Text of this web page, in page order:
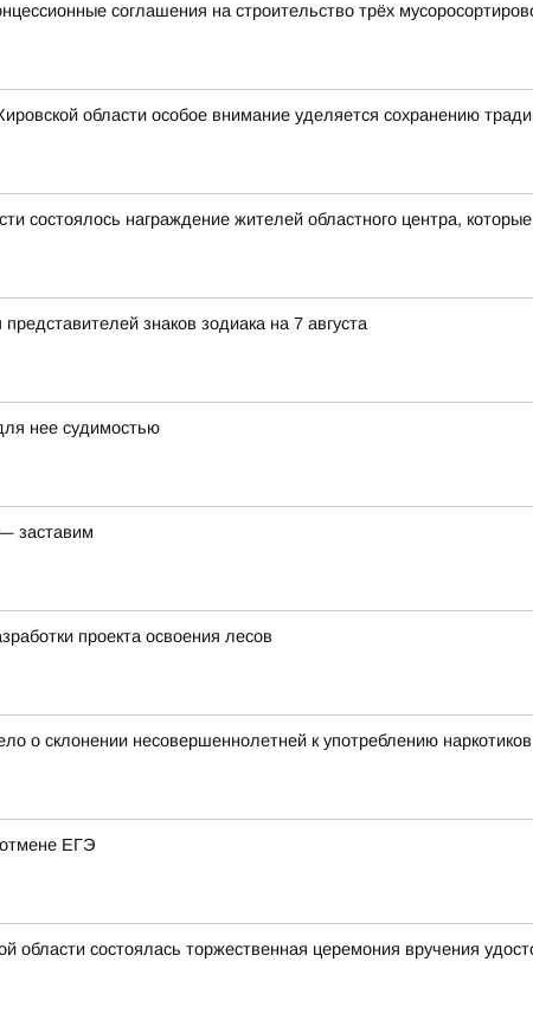
соглашения на строительство трёх
области особое внимание уделяется сохранению
состоялось награждение жителей областного центра,
знаков зодиака на 7 августа
нее судимостью
заставим
проекта освоения лесов
о склонении несовершеннолетней к употреблению наркотиков
отмене ЕГЭ
области состоялась торжественная церемония вручения